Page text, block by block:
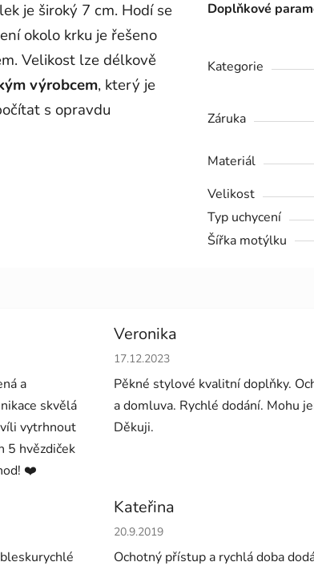
je široký 7 cm. Hodí se
okolo krku je řešeno
Velikost lze délkově
výrobcem, který je
s opravdu
Doplňkové
Kategorie
Záruka
Materiál
Velikost
Typ uchycení
Šířka motýlku
a
skvělá
vytrhnout
5 hvězdiček
❤️
Veronika
Hodnocení obchodu je 5 z 5
17.12.2023
Pěkné stylové kvalitní doplňky.
a domluva. Rychlé dodání. Mohu
Děkuji.
Kateřina
Hodnocení obchodu je 5 z 5
20.9.2019
Ochotný přístup a rychlá doba